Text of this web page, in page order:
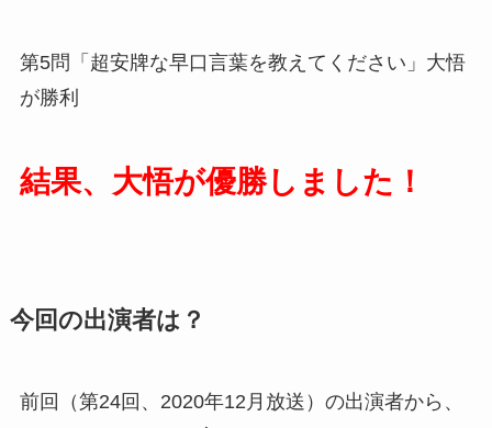
第5問「超安牌な早口言葉を教えてください」大悟
が勝利
結果、大悟が優勝しました！
今回の出演者は？
前回（第24回、2020年12月放送）の出演者から、